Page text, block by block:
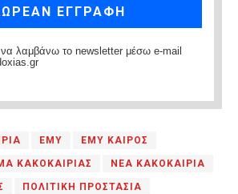
να λαμβάνω το newsletter μέσω e-mail
ΕΜΥ ΕΜΥ ΚΑΙΡΟΣ
ΚΑΚΟΚΑΙΡΙΑΣ ΝΕΑ ΚΑΚΟΚΑΙΡΙΑ
ΠΟΛΙΤΙΚΗ ΠΡΟΣΤΑΣΙΑ